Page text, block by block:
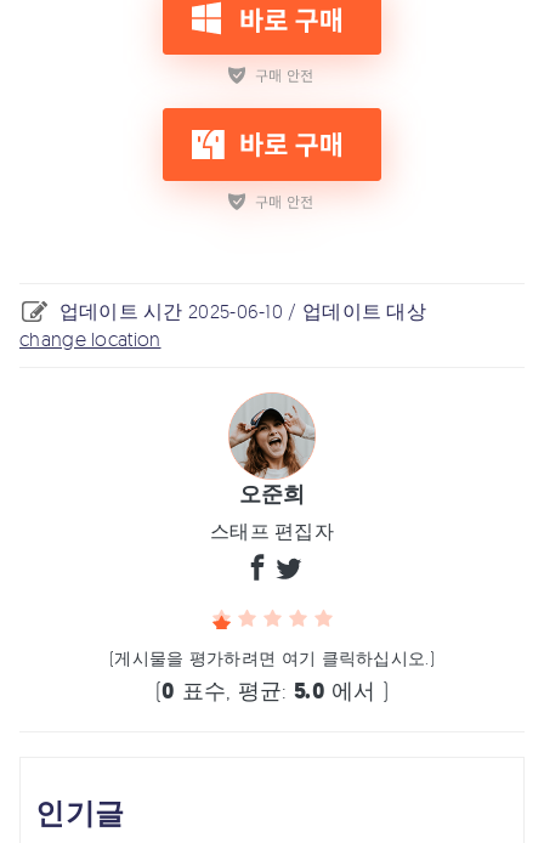
업데이트 시간 2025-06-10 / 업데이트 대상
change location
오준희
스태프 편집자
(게시물을 평가하려면 여기 클릭하십시오.)
(0 표수, 평균: 5.0 에서 )
인기글